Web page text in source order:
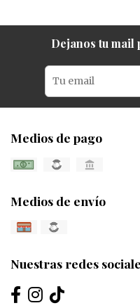
Dejanos tu mail
Medios de pago
Medios de envío
Nuestras redes